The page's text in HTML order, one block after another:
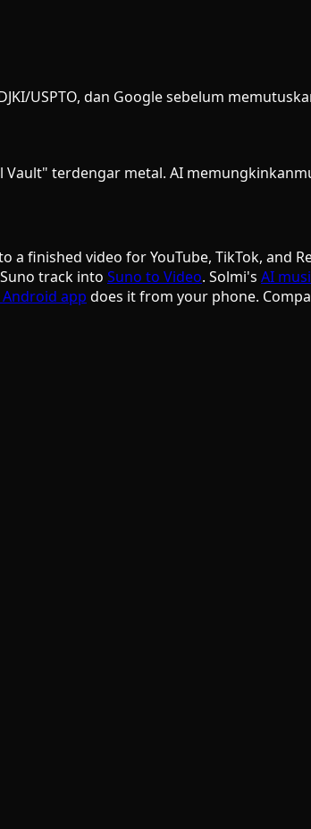
USPTO, dan Google sebelum
terdengar metal. AI
a finished video for YouTube, TikTok, and
track into Suno to Video. Solmi's AI
Android app does it from your phone.